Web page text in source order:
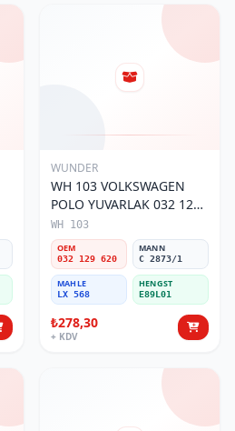
WUNDER
WH 103 VOLKSWAGEN
POLO YUVARLAK 032 129
620 Hava Filtresi
WH 103
OEM
032 129 620
MANN
C 2873/1
MAHLE
LX 568
HENGST
E89L01
₺278,30
+ KDV